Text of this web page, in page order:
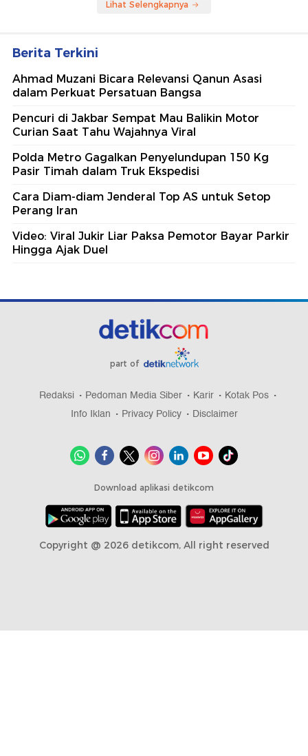
Lihat Selengkapnya
Berita Terkini
Ahmad Muzani Bicara Relevansi Qanun Asasi
dalam Perkuat Persatuan Bangsa
Pencuri di Jakbar Sempat Mau Balikin Motor
Curian Saat Tahu Wajahnya Viral
Polda Metro Gagalkan Penyelundupan 150 Kg
Pasir Timah dalam Truk Ekspedisi
Cara Diam-diam Jenderal Top AS untuk Setop
Perang Iran
Video: Viral Jukir Liar Paksa Pemotor Bayar Parkir
Hingga Ajak Duel
part of
Redaksi Pedoman Media Siber Karir
Kotak Pos
Info Iklan
Privacy Policy Disclaimer
Download aplikasi detikcom
Copyright @ 2026 detikcom, All right reserved